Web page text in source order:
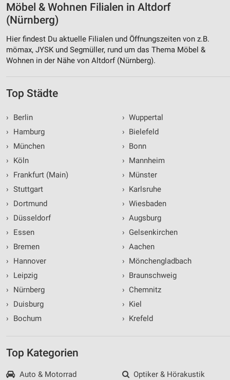
Möbel & Wohnen Filialen in Altdorf
(Nürnberg)
Hier findest Du aktuelle Filialen und Öffnungszeiten von z.B.
mömax, JYSK und Segmüller, rund um das Thema Möbel &
Wohnen in der Nähe von Altdorf (Nürnberg).
Top Städte
›
Berlin
›
Hamburg
›
München
›
Köln
›
Frankfurt (Main)
› Stuttgart
›
Dortmund
›
Düsseldorf
›
Essen
›
Bremen
›
Hannover
›
Leipzig
›
Nürnberg
›
Duisburg
›
Bochum
› Wuppertal
› Bielefeld
› Bonn
› Mannheim
› Münster
› Karlsruhe
› Wiesbaden
› Augsburg
› Gelsenkirchen
› Aachen
› Mönchengladbach
› Braunschweig
› Chemnitz
› Kiel
› Krefeld
Top Kategorien
Auto & Motorrad
Optiker & Hörakustik